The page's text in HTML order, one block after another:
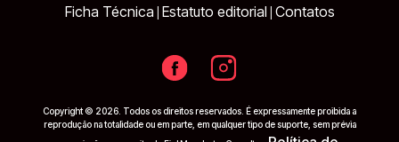
Ficha Técnica Estatuto editorial Contatos
Copyright © 2026. Todos os direitos reservados. É expressamente proibida a
reprodução na totalidade ou em parte, em qualquer tipo de suporte, sem prévia